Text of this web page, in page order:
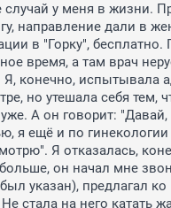
у меня в жизни.
направление дали в
в "Горку", бесплатно.
время, а там врач
Я, конечно, испытывала
но утешала себя тем,
уже. А он говорит: "Давай,
я ещё и по
Я отказалась,
он начал мне
указан), предлагал
стала на него катать